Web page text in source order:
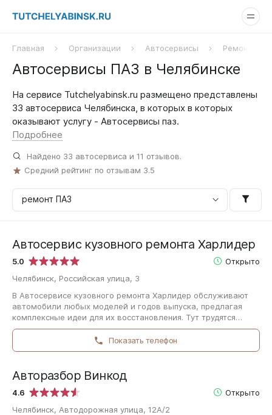
Главная Организации Автосервисы Ремонт ПАЗ
Автосервисы ПАЗ в Челябинске
На сервисе Tutchelyabinsk.ru размещено представлены
33 автосервиса Челябинска, в которых в которых
оказывают услугу - Автосервисы паз.
Подробнее
Найдено 33 автосервиса и 11 отзывов.
Средний рейтинг по отзывам 3.5
5.0 Открыто
Автосервис кузовного ремонта Харлидер
Челябинск, Российская улица, 3
В Автосервисе кузовного ремонта Харлидер обслуживают
автомобили любых моделей и годов выпуска, предлагая
комплексные идеи для их восстановления. Тут трудятся
высококвалифицированные специалисты…
Показать телефон
4.6 Открыто
Авторазбор Винкод
Челябинск, Автодорожная улица, 12А/2